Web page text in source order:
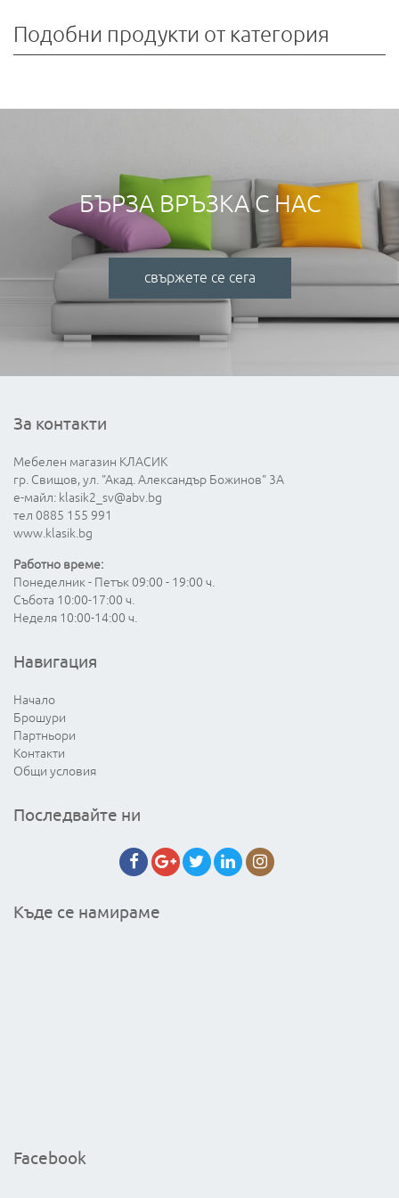
Подобни продукти от категория
БЪРЗА ВРЪЗКА С НАС
свържете се сега
За контакти
Мебелен магазин КЛАСИК
гр. Свищов, ул. "Акад. Александър Божинов" 3А
е-майл: klasik2_sv@abv.bg
тел 0885 155 991
www.klasik.bg
Работно време:
Понеделник - Петък 09:00 - 19:00 ч.
Събота 10:00-17:00 ч.
Неделя 10:00-14:00 ч.
Навигация
Начало
Брошури
Партньори
Контакти
Общи условия
Последвайте ни
Къде се намираме
Facebook